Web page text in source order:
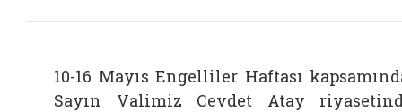
10-16 Mayıs Engelliler Haftası
Sayın Valimiz Cevdet Atay